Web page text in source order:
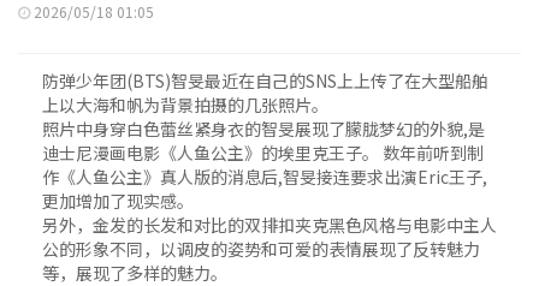
2026/05/18 01:05
防弹少年团(BTS)智旻最近在自己的SNS上上传了在大型船舶
上以大海和帆为背景拍摄的几张照片。
照片中身穿白色蕾丝紧身衣的智旻展现了朦胧梦幻的外貌,是
迪士尼漫画电影《人鱼公主》的埃里克王子。 数年前听到制
作《人鱼公主》真人版的消息后,智旻接连要求出演Eric王子,
更加增加了现实感。
另外，金发的长发和对比的双排扣夹克黑色风格与电影中主人
公的形象不同，以调皮的姿势和可爱的表情展现了反转魅力
等，展现了多样的魅力。